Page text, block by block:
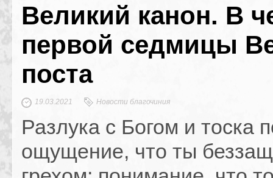
Великий канон. В
первой седмицы
поста
19.03.2021 Новости благочиния
Разлука с Богом и тоска
ощущение, что ты